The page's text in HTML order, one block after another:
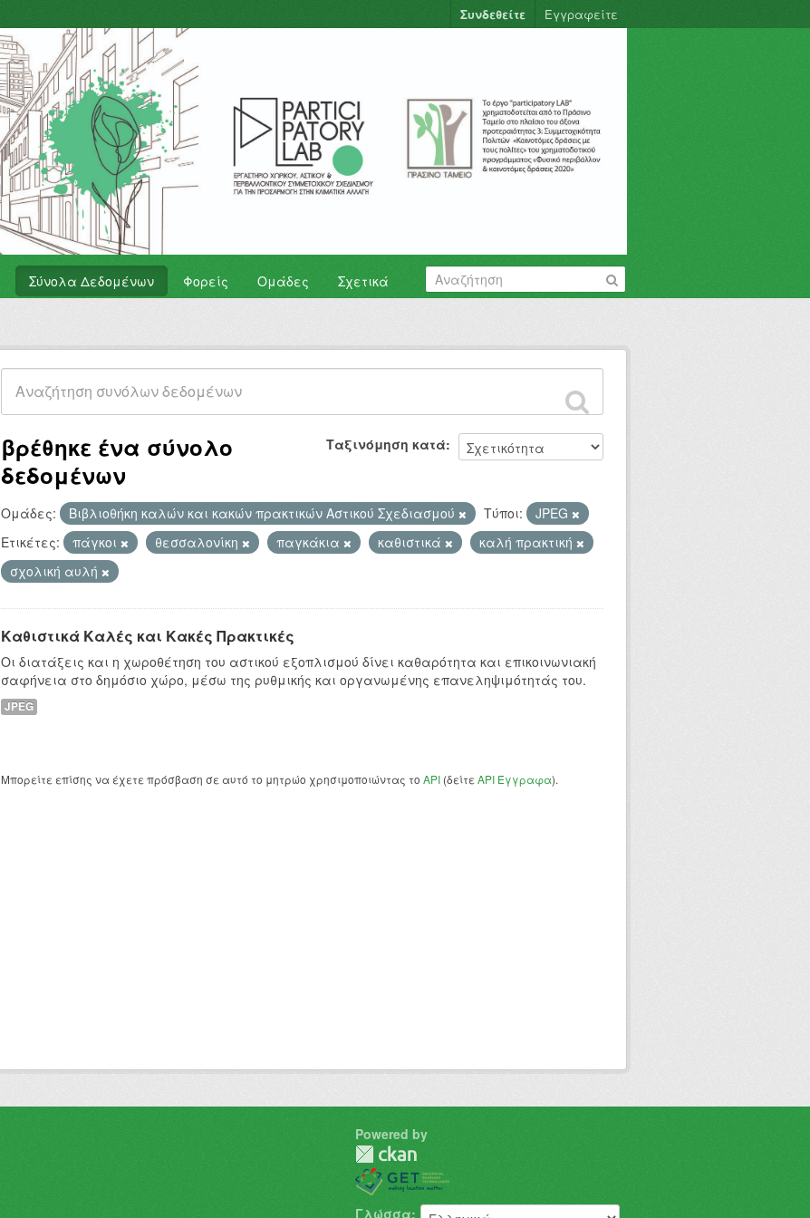
Συνδεθείτε Εγγραφείτε
Σύνολα Δεδομένων Φορείς Ομάδες Σχετικά
Ταξινόμηση κατά
βρέθηκε ένα σύνολο
δεδομένων
Ομάδες: Βιβλιοθήκη καλών και κακών πρακτικών Αστικού Σχεδιασμού Τύποι:
JPEG
Ετικέτες:
πάγκοι θεσσαλονίκη παγκάκια καθιστικά
καλή πρακτική
σχολική αυλή
Καθιστικά Καλές και Κακές Πρακτικές
Οι διατάξεις και η χωροθέτηση του αστικού εξοπλισμού δίνει καθαρότητα και επικοινωνιακή
σαφήνεια στο δημόσιο χώρο, μέσω της ρυθμικής και οργανωμένης επανεληψιμότητάς του.
JPEG
Μπορείτε επίσης να έχετε πρόσβαση σε αυτό το μητρώο χρησιμοποιώντας το API (δείτε API Έγγραφα).
Powered by
Γλώσσα